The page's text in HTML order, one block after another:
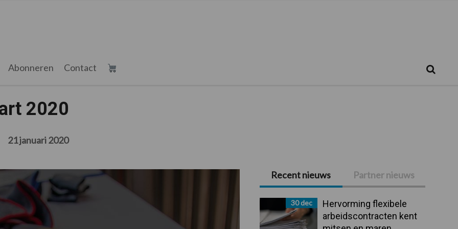
Abonneren Contact
2020
21 januari 2020
Primaire
Sidebar
Recent nieuws Partner nieuws
30 dec
Hervorming flexibele
arbeidscontracten kent